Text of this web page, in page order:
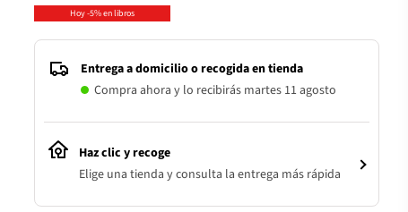
Hoy -5% en libros
Entrega a domicilio o recogida en tienda
Compra ahora y lo recibirás martes 11 agosto
Haz clic y recoge
Elige una tienda y consulta la entrega más rápida